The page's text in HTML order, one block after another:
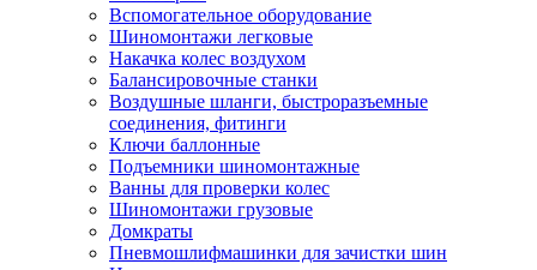
Вспомогательное оборудование
Шиномонтажи легковые
Накачка колес воздухом
Балансировочные станки
Воздушные шланги, быстроразъемные
соединения, фитинги
Ключи баллонные
Подъемники шиномонтажные
Ванны для проверки колес
Шиномонтажи грузовые
Домкраты
Пневмошлифмашинки для зачистки шин